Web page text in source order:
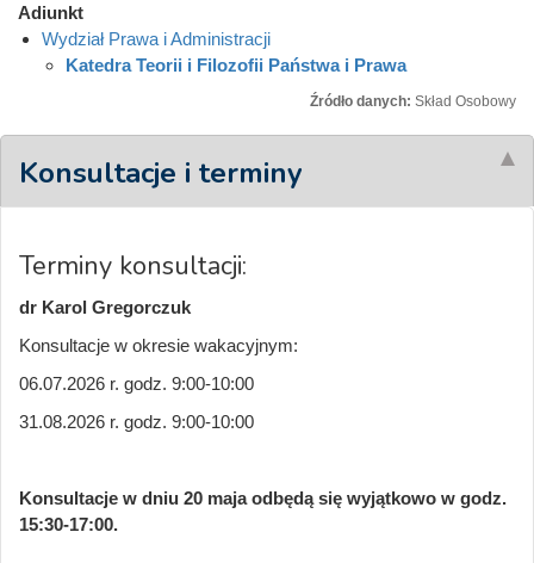
Adiunkt
Wydział Prawa i Administracji
Katedra Teorii i Filozofii Państwa i Prawa
Źródło danych: Skład Osobowy
Konsultacje i terminy
Terminy konsultacji:
dr Karol Gregorczuk
Konsultacje w okresie wakacyjnym:
06.07.2026 r. godz. 9:00-10:00
31.08.2026 r. godz. 9:00-10:00
Konsultacje w dniu 20 maja odbędą się wyjątkowo w godz.
15:30-17:00.